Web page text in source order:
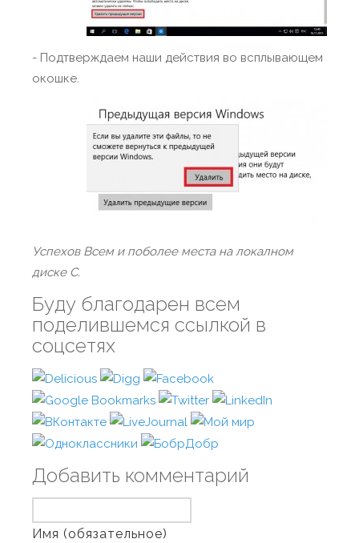
- Подтверждаем наши действия во всплывающем
окошке.
Успехов Всем и поболее места на локалном
диске C.
Буду благодарен всем
поделившемся ссылкой в
соцсетях
Добавить комментарий
Имя (обязательное)